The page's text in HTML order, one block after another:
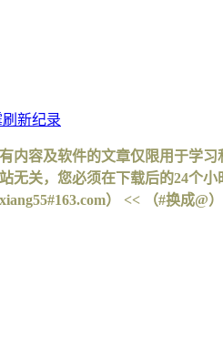
新纪录
内容及软件的文章仅限用于学
关，您必须在下载后的24个
） << （#换成@）